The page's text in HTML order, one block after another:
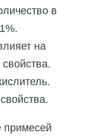
в
на
примесей